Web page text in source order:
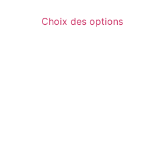
Choix des options